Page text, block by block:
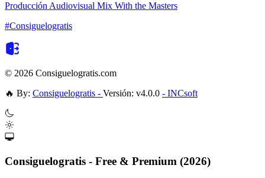
Producción Audiovisual Mix With the Masters
#Consiguelogratis
© 2026 Consiguelogratis.com
🔥 By: Consiguelogratis - Versión: v4.0.0 - INCsoft
Consiguelogratis - Free & Premium (2026)